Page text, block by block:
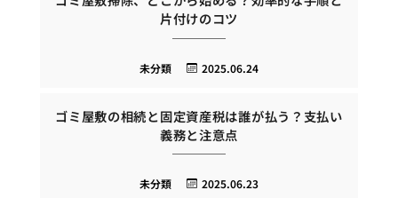
片付けのコツ
2025.06.24
未分類
ゴミ屋敷の相続と固定資産税は誰が払う？支払い
義務と注意点
2025.06.23
未分類